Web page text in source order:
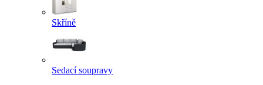
Skříně
Sedací soupravy